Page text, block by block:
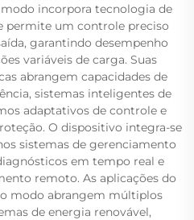
incorpora tecnologia de
permite um controle preciso
garantindo desempenho
variáveis de carga. Suas
abrangem capacidades de
sistemas inteligentes de
adaptativos de controle e
O dispositivo integra-se
sistemas de gerenciamento
em tempo real e
remoto. As aplicações do
modo abrangem múltiplos
de energia renovável,